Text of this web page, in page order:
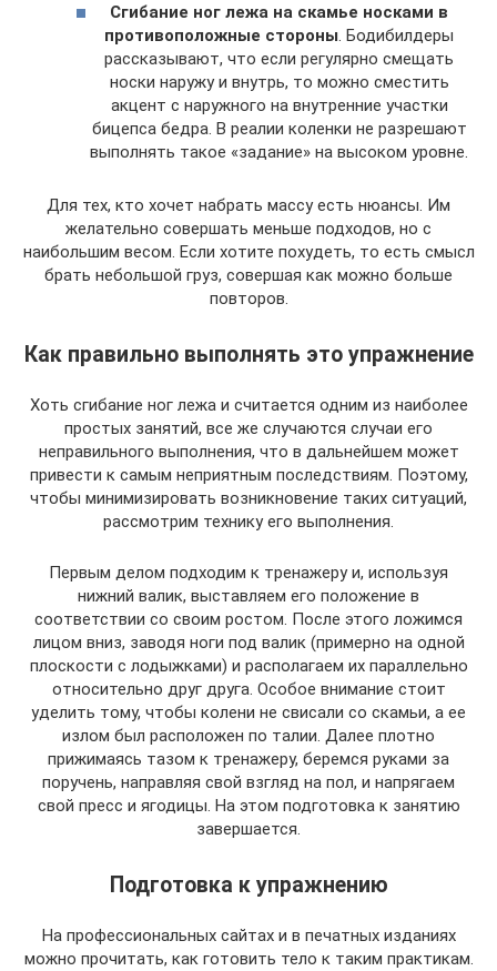
Сгибание ног лежа на скамье носками в
противоположные стороны . Бодибилдеры
рассказывают, что если регулярно смещать
носки наружу и внутрь, то можно сместить
акцент с наружного на внутренние участки
бицепса бедра. В реалии коленки не разрешают
выполнять такое «задание» на высоком уровне.
Для тех, кто хочет набрать массу есть нюансы. Им
желательно совершать меньше подходов, но с
наибольшим весом. Если хотите похудеть, то есть смысл
брать небольшой груз, совершая как можно больше
повторов.
Как правильно выполнять это упражнение
Хоть сгибание ног лежа и считается одним из наиболее
простых занятий, все же случаются случаи его
неправильного выполнения, что в дальнейшем может
привести к самым неприятным последствиям. Поэтому,
чтобы минимизировать возникновение таких ситуаций,
рассмотрим технику его выполнения.
Первым делом подходим к тренажеру и, используя
нижний валик, выставляем его положение в
соответствии со своим ростом. После этого ложимся
лицом вниз, заводя ноги под валик (примерно на одной
плоскости с лодыжками) и располагаем их параллельно
относительно друг друга. Особое внимание стоит
уделить тому, чтобы колени не свисали со скамьи, а ее
излом был расположен по талии. Далее плотно
прижимаясь тазом к тренажеру, беремся руками за
поручень, направляя свой взгляд на пол, и напрягаем
свой пресс и ягодицы. На этом подготовка к занятию
завершается.
Подготовка к упражнению
На профессиональных сайтах и в печатных изданиях
можно прочитать, как готовить тело к таким практикам.